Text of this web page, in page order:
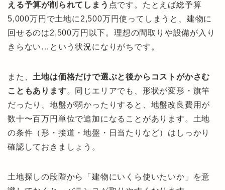
える予算が削られてしまう 点です。たとえば総予算
5,000万円で土地に2,500万円使ってしまうと、建物に
回せるのは2,500万円以下。理想の間取りや設備が入り
きらない…という状況になりがちです。
また、 土地は価格だけで選ぶと後からコストがかさむ
こともあります。同じエリアでも、形状が変形・旗竿
だったり、地盤が弱かったりすると、地盤改良費用が
数十〜百万円単位で追加になることがあります。土地
の条件（形・接道・地盤・日当たりなど）はしっかり
確認しておきましょう。
土地探しの段階から「建物にいくら使いたいか」を意